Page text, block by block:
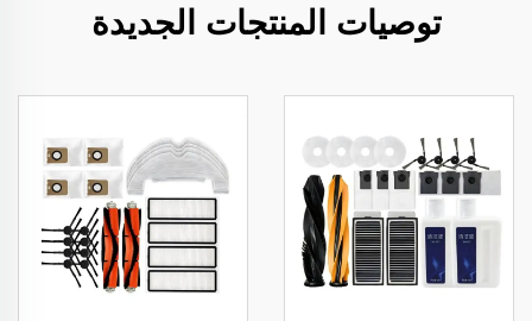
توصيات المنتجات الجديدة